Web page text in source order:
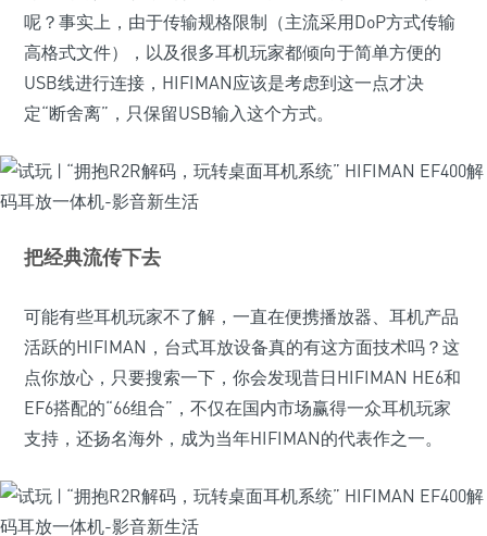
呢？事实上，由于传输规格限制（主流采用DoP方式传输
高格式文件），以及很多耳机玩家都倾向于简单方便的
USB线进行连接，HIFIMAN应该是考虑到这一点才决
定“断舍离”，只保留USB输入这个方式。
把经典流传下去
可能有些耳机玩家不了解，一直在便携播放器、耳机产品
活跃的HIFIMAN，台式耳放设备真的有这方面技术吗？这
点你放心，只要搜索一下，你会发现昔日HIFIMAN HE6和
EF6搭配的“66组合”，不仅在国内市场赢得一众耳机玩家
支持，还扬名海外，成为当年HIFIMAN的代表作之一。